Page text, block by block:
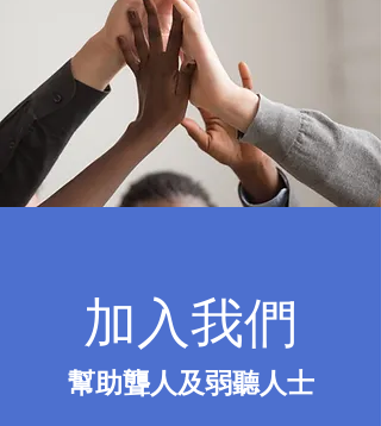
加入我們
​幫助聾人及弱聽人士